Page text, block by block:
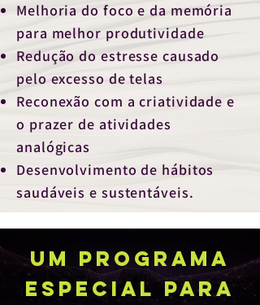
Melhoria do foco e da memória
para melhor produtividade
Redução do estresse causado
pelo excesso de telas
Reconexão com a criatividade e
o prazer de atividades
analógicas
Desenvolvimento de hábitos
saudáveis e sustentáveis.
um programa
especial para